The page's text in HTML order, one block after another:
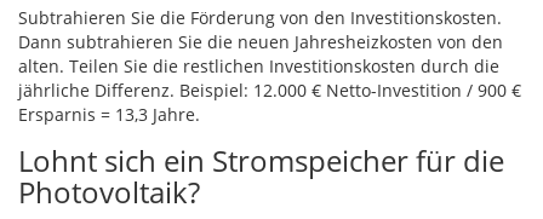
Subtrahieren Sie die Förderung von den Investitionskosten.
Dann subtrahieren Sie die neuen Jahresheizkosten von den
alten. Teilen Sie die restlichen Investitionskosten durch die
jährliche Differenz. Beispiel: 12.000 € Netto-Investition / 900 €
Ersparnis = 13,3 Jahre.
Lohnt sich ein Stromspeicher für die
Photovoltaik?